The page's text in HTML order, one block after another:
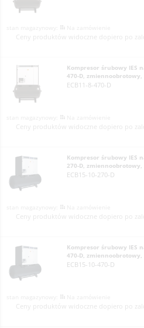
Ceny produktów widoczne dopiero po
Kompresor śrubowy IES
470-D, zmiennoobrotowy,
ECB11-8-470-D
Ceny produktów widoczne dopiero po
Kompresor śrubowy IES
270-D,
ECB15-10-270-D
Ceny produktów widoczne dopiero po
Kompresor śrubowy IES
470-D, zmiennoobrotowy,
ECB15-10-470-D
Ceny produktów widoczne dopiero po